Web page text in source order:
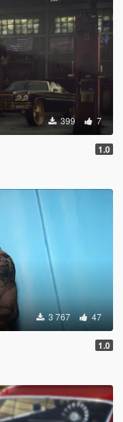
399 7
1.0
3 767 47
1.0